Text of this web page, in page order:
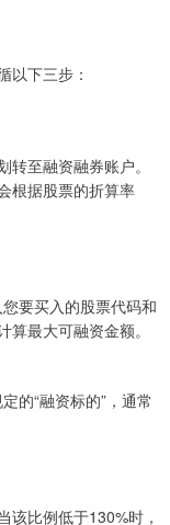
以下三步：
至融资融券账户。
根据股票的折算率
要买入的股票代码和
最大可融资金额。
的“融资标的”，通常
该比例低于130%时，